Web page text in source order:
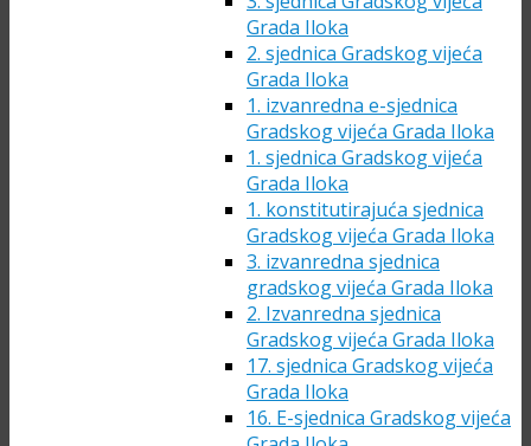
Grada Iloka
2. sjednica Gradskog vijeća
Grada Iloka
1. izvanredna e-sjednica
Gradskog vijeća Grada Iloka
1. sjednica Gradskog vijeća
Grada Iloka
1. konstitutirajuća sjednica
Gradskog vijeća Grada Iloka
3. izvanredna sjednica
gradskog vijeća Grada Iloka
2. Izvanredna sjednica
Gradskog vijeća Grada Iloka
17. sjednica Gradskog vijeća
Grada Iloka
16. E-sjednica Gradskog vijeća